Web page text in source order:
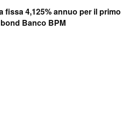
fissa 4,125% annuo per il primo
Banco BPM